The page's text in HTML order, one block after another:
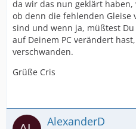
da wir das nun geklärt haben,
ob denn die fehlenden Gleise
sind und wenn ja, müßtest
auf Deinem PC verändert
verschwanden.
Grüße Cris
AlexanderD